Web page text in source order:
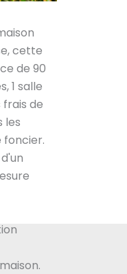
cette
de 90
1 salle
de
les
foncier.